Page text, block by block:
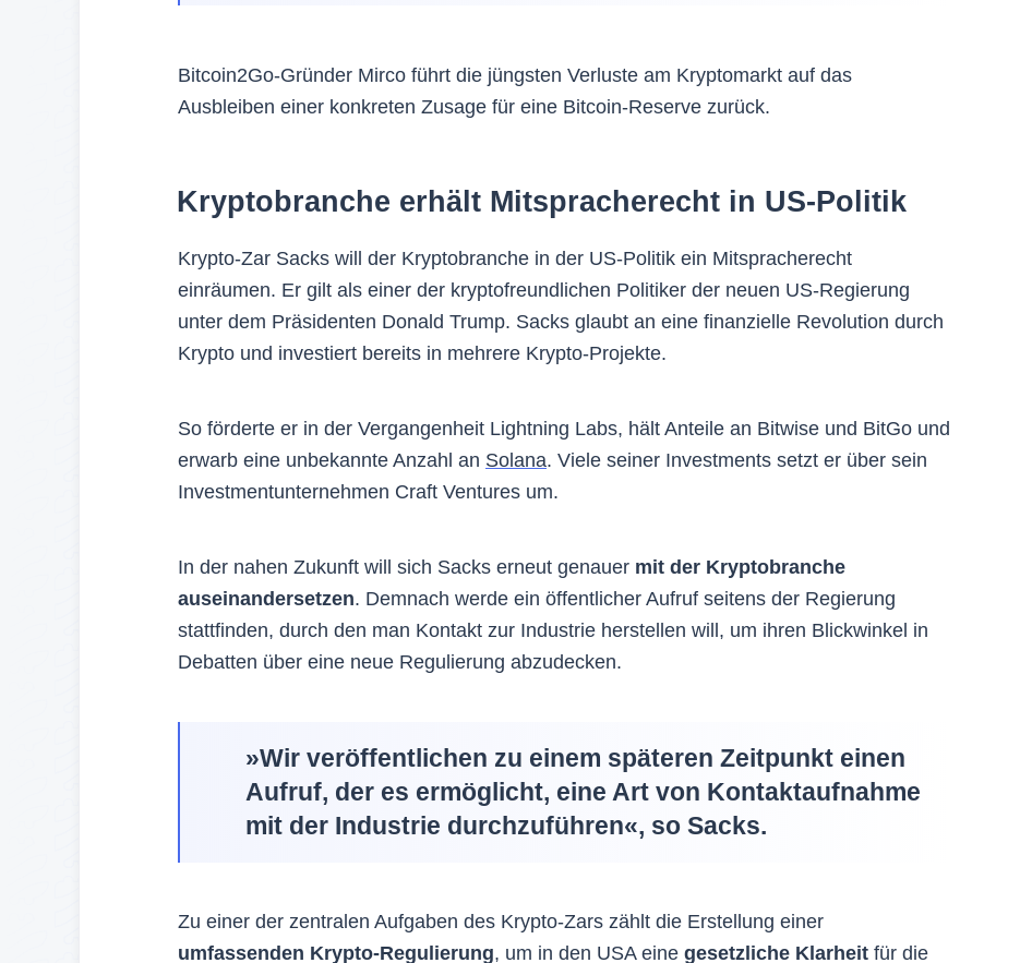
Bitcoin2Go-Gründer Mirco führt die jüngsten Verluste am Kryptomarkt auf das
Ausbleiben einer konkreten Zusage für eine Bitcoin-Reserve zurück.
Kryptobranche erhält Mitspracherecht in US-Politik
Krypto-Zar Sacks will der Kryptobranche in der US-Politik ein Mitspracherecht
einräumen. Er gilt als einer der kryptofreundlichen Politiker der neuen US-Regierung
unter dem Präsidenten Donald Trump. Sacks glaubt an eine finanzielle Revolution durch
Krypto und investiert bereits in mehrere Krypto-Projekte.
So förderte er in der Vergangenheit Lightning Labs, hält Anteile an Bitwise und BitGo und
erwarb eine unbekannte Anzahl an Solana. Viele seiner Investments setzt er über sein
Investmentunternehmen Craft Ventures um.
In der nahen Zukunft will sich Sacks erneut genauer mit der Kryptobranche
auseinandersetzen. Demnach werde ein öffentlicher Aufruf seitens der Regierung
stattfinden, durch den man Kontakt zur Industrie herstellen will, um ihren Blickwinkel in
Debatten über eine neue Regulierung abzudecken.
»Wir veröffentlichen zu einem späteren Zeitpunkt einen
Aufruf, der es ermöglicht, eine Art von Kontaktaufnahme
mit der Industrie durchzuführen«, so Sacks.
Zu einer der zentralen Aufgaben des Krypto-Zars zählt die Erstellung einer
umfassenden Krypto-Regulierung, um in den USA eine gesetzliche Klarheit für die